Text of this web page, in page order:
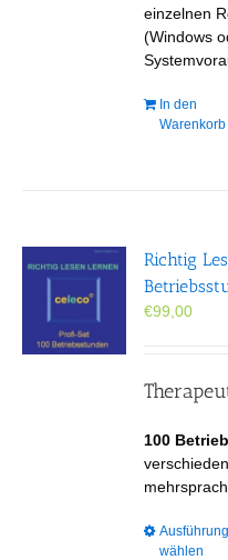
einzelnen
(Windows
In den
Warenkorb
Richtig
€99,00
100
Ausführung
wählen